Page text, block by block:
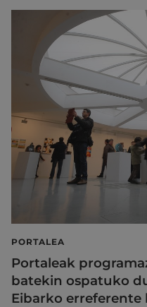
PORTALEA
Portaleak
batekin ospatuko
Eibarko erreferente